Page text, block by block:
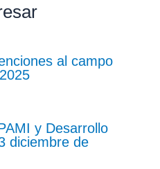
al campo
y Desarrollo
diciembre de